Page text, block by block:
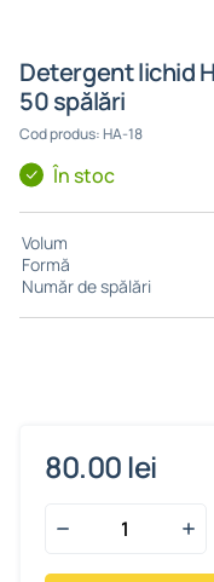
Detergent lichid
50 spălări
Cod produs: HA-18
În stoc
Volum
Formă
Număr de spălări
80.00 lei